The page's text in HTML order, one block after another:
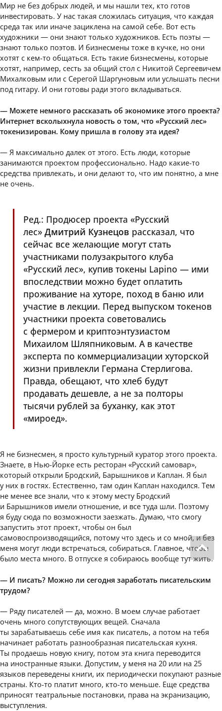
Мир не без добрых людей, и мы нашли тех, кто готов
инвестировать. У нас такая сложилась ситуация, что каждая
среда так или иначе зациклена на самой себе. Вот есть
художники — они знают только художников. Есть поэты —
знают только поэтов. И бизнесмены тоже в кучке, но они
хотят с кем-то общаться. Есть такие бизнесмены, которые
хотят, например, сесть за общий стол с Никитой Сергеевичем
Михалковым или с Серегой Шаргуновым или услышать песни
под гитару. И они готовы ради этого вкладываться.
— Можете немного рассказать об экономике этого проекта?
Интернет всколыхнула новость о том, что «Русский лес»
токенизирован. Кому пришла в голову эта идея?
— Я максимально далек от этого. Есть люди, которые
занимаются проектом профессионально. Надо какие-то
средства привлекать, и они делают то, что им понятно, а мне
не очень.
Ред.: Продюсер проекта «Русский
лес» Дмитрий Кузнецов рассказал, что
сейчас все желающие могут стать
участниками полузакрытого клуба
«Русский лес», купив токены Lapino — ими
впоследствии можно будет оплатить
проживание на хуторе, поход в баню или
участие в лекции. Перед выпуском токенов
участники проекта советовались
с фермером и криптоэнтузиастом
Михаилом Шляпниковым. А в качестве
эксперта по коммерциализации хуторской
жизни привлекли Германа Стерлигова.
Правда, обещают, что хлеб будут
продавать дешевле, а не за полторы
тысячи рублей за буханку, как этот
«мироед».
Я не бизнесмен, я просто культурный куратор этого проекта.
Знаете, в Нью-Йорке есть ресторан «Русский самовар»,
который открыли Бродский, Барышников и Каплан. Я был
у них в гостях. Естественно, там один Каплан находился. Тем
не менее все знали, что к этому месту Бродский
и Барышников имели отношение, и все туда шли. Поэтому
я буду сюда по возможности заезжать. Думаю, что смогу
запустить этот проект, чтобы он был
самовоспроизводящийся, потому что здесь и со мной, и без
меня могут люди встречаться, собираться. Главное, чтобы
было места много. В отпуске я собираюсь вообще тут жить.
— И писать? Можно ли сегодня заработать писательским
трудом?
— Ряду писателей — да, можно. В моем случае работает
очень много сопутствующих вещей. Сначала
ты зарабатываешь себе имя как писатель, а потом на тебя
начинает работать разнообразная писательская кухня.
Ты продаешь новую книгу, потом эта книга переводится
на иностранные языки. Допустим, у меня на 20 или на 25
языков переведены книги, их периодически покупают разные
страны. Кто-то платит много, кто-то меньше. Еще средства
приносят театральные постановки, права на экранизацию,
выступления.